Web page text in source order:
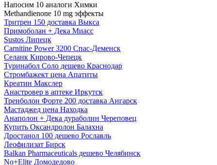
Напосим 10 аналоги Химки
Methandienone 10 mg эффекты
Тритрен 150 доставка Выкса
Примоболан + Дека Миасс
Sustos Липецк
Carnitine Power 3200 Спас-Деменск
Селанк Кирово-Чепецк
Туринабол Соло дешево Краснодар
Стромбажект цена Апатиты
Креатин Макслер
Анастровер в аптеке Иркутск
Тренболон Форте 200 доставка Ангарск
Мастаджед цена Находка
Анаполон + Дека дураболин Череповец
Купить Оксандролон Балахна
Дростанол 100 дешево Рославль
Леофилизат Бирск
Balkan Pharmaceuticals дешево Челябинск
No+Elite Домодедово